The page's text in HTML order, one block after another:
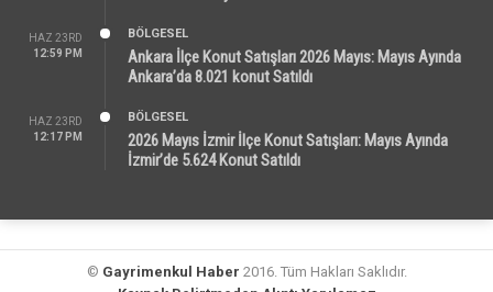
HAZ 23RD
12:59 PM
BÖLGESEL
Ankara İlçe Konut Satışları 2026 Mayıs: Mayıs Ayında
Ankara’da 8.021 konut Satıldı
HAZ 23RD
12:17 PM
BÖLGESEL
2026 Mayıs İzmir İlçe Konut Satışları: Mayıs Ayında
İzmir’de 5.624 Konut Satıldı
© Gayrimenkul Haber 2016. Tüm Hakları Saklıdır.